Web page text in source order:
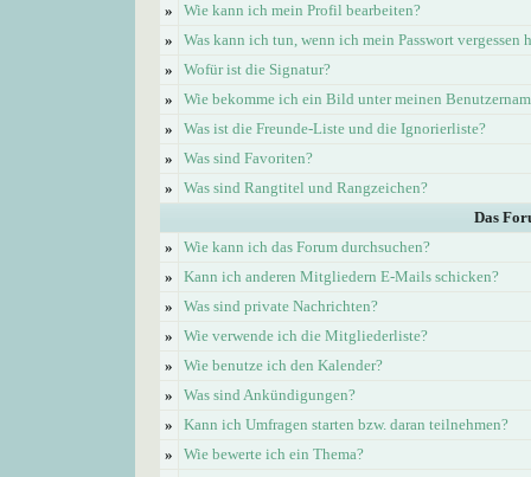
»
Wie kann ich mein Profil bearbeiten?
»
Was kann ich tun, wenn ich mein Passwort vergessen
»
Wofür ist die Signatur?
»
Wie bekomme ich ein Bild unter meinen
»
Was ist die Freunde-Liste und die Ignorierliste?
»
Was sind Favoriten?
»
Was sind Rangtitel und Rangzeichen?
Das
»
Wie kann ich das Forum durchsuchen?
»
Kann ich anderen Mitgliedern E-Mails schicken?
»
Was sind private Nachrichten?
»
Wie verwende ich die Mitgliederliste?
»
Wie benutze ich den Kalender?
»
Was sind Ankündigungen?
»
Kann ich Umfragen starten bzw. daran teilnehmen?
»
Wie bewerte ich ein Thema?